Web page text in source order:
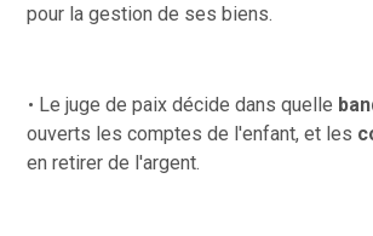
pour la gestion de ses biens.
Le juge de paix décide dans quelle
ouverts les comptes de l'enfant, et les
en retirer de l'argent.